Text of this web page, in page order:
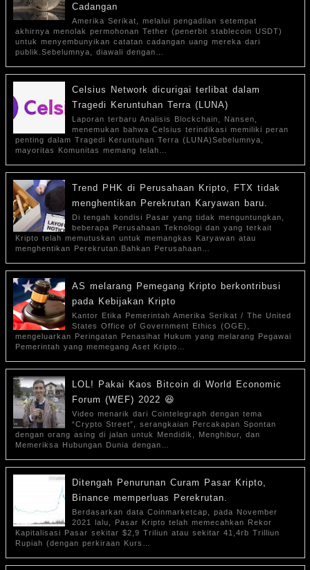
Cadangan
Amerika Serikat, melalui pengadilan setempat
akhirnya menolak permohonan Tether (penerbit stablecoin USDT)
untuk menyembunyikan catatan cadangan uang mereka dari
publik.Sebelumnya, diawali dengan…
Celsius Network dicurigai terlibat dalam
Tragedi Keruntuhan Terra (LUNA)
Laporan terbaru Analisis Blockchain, Nansen,
menemukan bahwa Celsius terindikasi memiliki peran
penting dalam Tragedi Keruntuhan Terra (LUNA)Sebelumnya,
mayoritas Komunitas memang telah…
Trend PHK di Perusahaan Kripto, FTX tidak
menghentikan Perekrutan Karyawan baru.
Di tengah kondisi Pasar yang tidak menguntungkan,
beberapa Perusahaan Teknologi dan yang terkait
Kripto telah memutuskan untuk memangkas Karyawan atau
menghentikan Perekrutan.Bahkan Perusahaan…
AS melarang Pemegang Kripto berkontribusi
pada Kebijakan Kripto
Kantor Etika Pemerintah Amerika Serikat / The United
States Office of Government Ethics (OGE),
mengeluarkan Peringatan Penasihat Hukum yang melarang Pegawai
Pemerintah yang memegang Aset Kripto…
LOL! Pakai Kaos Bitcoin di World Economic
Forum (WEF) 2022 😆
Video menarik dari Cointelegraph dengan tema
“Crypto Street”, serangkaian Percakapan Spontan
dengan orang asing di jalan untuk Mendidik, Menghibur, dan
Memeriksa Hubungan Dunia dengan…
Ditengah Penurunan Curam Pasar Kripto,
Binance memperluas Perekrutan.
Berdasarkan data Coinmarketcap, pada November
2021 lalu, Pasar Kripto telah memecahkan Rekor
Kapitalisasi Pasar sekitar $2,9 Triliun atau sekitar 41,4rb Trilliun
Rupiah (dengan perkiraan Kurs…